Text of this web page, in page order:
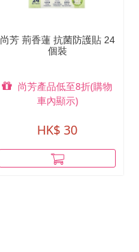
尚芳 荊香蓮 抗菌防護貼 24
個裝
尚芳產品低至8折(購物
車內顯示)
HK$ 30